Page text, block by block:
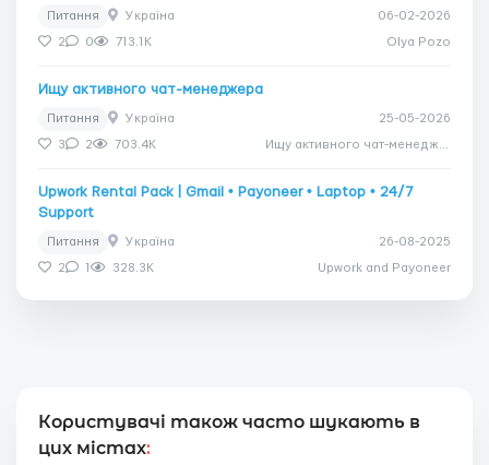
Питання Україна 06-02-2026
2 0 713.1K Olya Pozo
Ищу активного чат-менеджера
Питання Україна 25-05-2026
3 2 703.4K Ищу активного чат-менеджера
Upwork Rental Pack | Gmail • Payoneer • Laptop • 24/7
Support
Питання Україна 26-08-2025
2 328.3K Upwork and Payoneer
Користувачі також часто шукають в
цих містах: